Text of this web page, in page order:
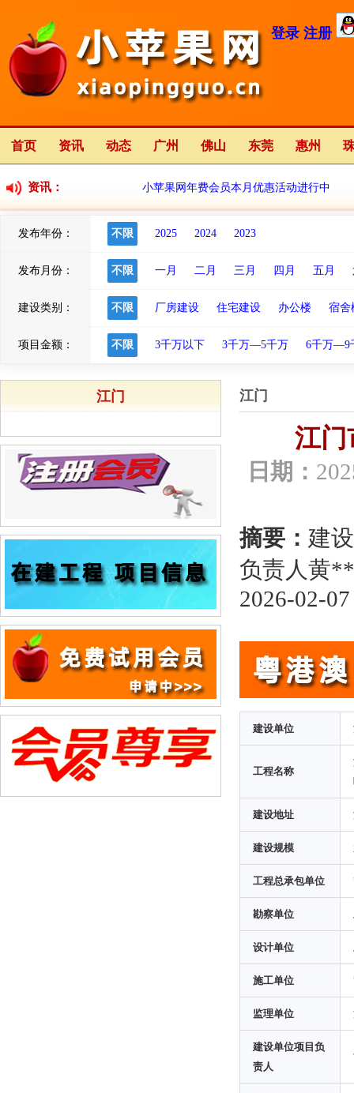
登录 注册
首页 资讯 动态 广州 佛山 东莞 惠州
资讯： 小苹果网年费会员本月优惠活动进行中
小苹果网全新改版中
发布年份： 不限 2025 2024 2023
发布月份： 不限 一月 二月 三月 四月 五月
建设类别： 不限 厂房建设 住宅建设 办公楼 宿舍
项目金额： 不限 3千万以下 3千万—5千万 6千万—9
江门 江门
江门
日期：
摘要： 建
负责人黄
2026-02-07
建设单位
工程名称
建设地址
建设规模
工程总承包单位
勘察单位
设计单位
施工单位
监理单位
建设单位项目负
责人